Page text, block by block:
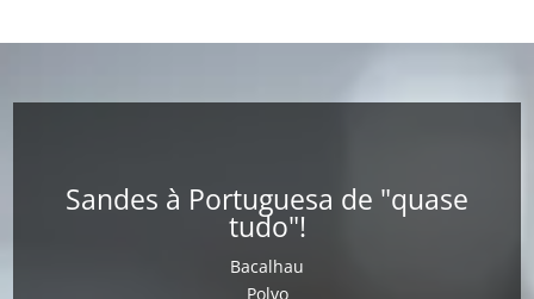
Sandes à Portuguesa de "quase
tudo"!
Bacalhau
Polvo